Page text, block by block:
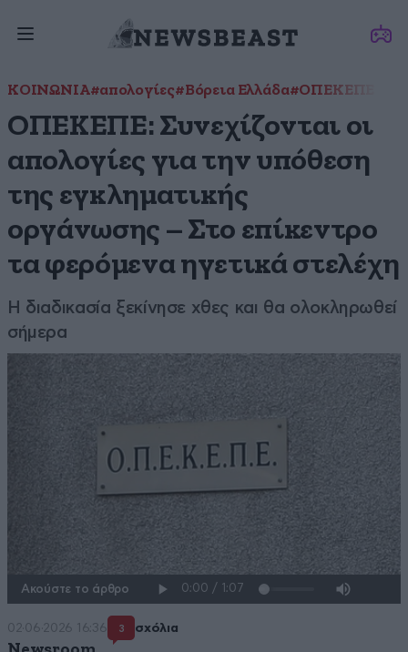
ΚΟΙΝΩΝΙΑ#απολογίες#Βόρεια Ελλάδα#ΟΠΕΚΕΠΕ
ΟΠΕΚΕΠΕ: Συνεχίζονται οι
απολογίες για την υπόθεση
της εγκληματικής
οργάνωσης – Στο επίκεντρο
τα φερόμενα ηγετικά στελέχη
Η διαδικασία ξεκίνησε χθες και θα ολοκληρωθεί
σήμερα
Ακούστε το άρθρο
02·06·2026 16:36 3 σχόλια